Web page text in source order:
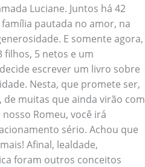
Luciane. Juntos há 42
pautada no amor, na
E somente agora,
filhos, 5 netos e um
escrever um livro sobre
Nesta, que promete ser,
muitas que ainda virão com
Romeu, você irá
sério. Achou que
Afinal, lealdade,
foram outros conceitos